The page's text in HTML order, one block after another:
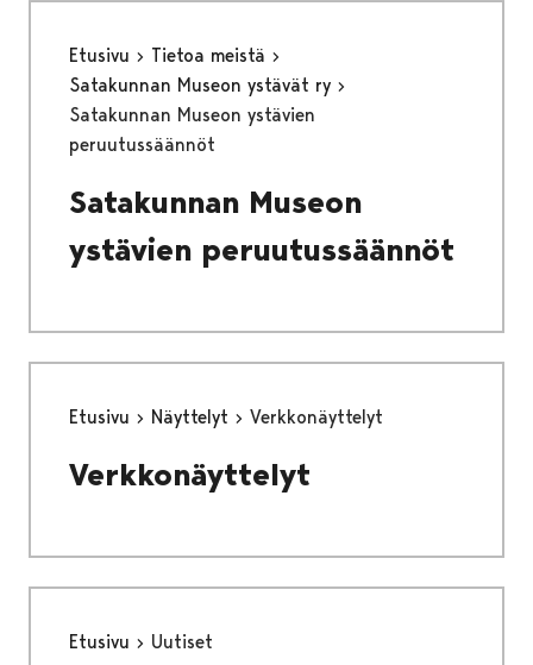
Etusivu
Tietoa meistä
Satakunnan Museon ystävät ry
Satakunnan Museon ystävien
peruutussäännöt
Satakunnan Museon
ystävien peruutussäännöt
Etusivu Näyttelyt Verkkonäyttelyt
Verkkonäyttelyt
Etusivu Uutiset